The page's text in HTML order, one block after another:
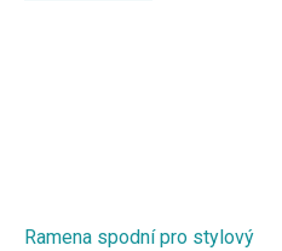
Ramena spodní pro stylový